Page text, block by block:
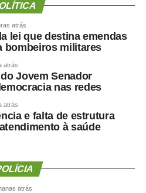
reforçou a importância da
transparência e
para todos os candidatos.
atrás
lei que destina emendas
bombeiros militares
atrás
Jovem Senador
nas redes
atrás
e falta de estrutura
à saúde
atrás